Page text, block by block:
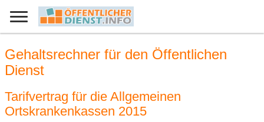
Gehaltsrechner für den Öffentlichen
Dienst
Tarifvertrag für die Allgemeinen
Ortskrankenkassen 2015